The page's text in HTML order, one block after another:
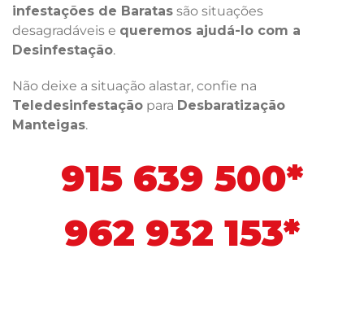
infestações de Baratas são situações
desagradáveis e queremos ajudá-lo com a
Desinfestação.
Não deixe a situação alastar, confie na
Teledesinfestação para Desbaratização
Manteigas.
915 639 500*
962 932 153*